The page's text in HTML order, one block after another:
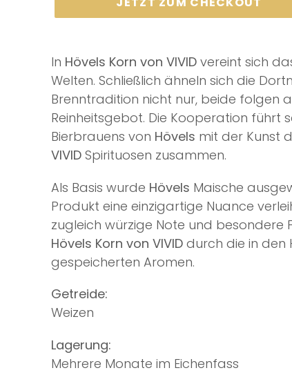
wird
zum
Warenkorb
hinzugefügt
In Hövels Korn von VIVID vereint sich
Welten. Schließlich ähneln sich die
Brenntradition nicht nur, beide folgen
Reinheitsgebot. Die Kooperation führt
Bierbrauens von Hövels mit der Kunst
VIVID Spirituosen zusammen.
Als Basis wurde Hövels Maische
Produkt eine einzigartige Nuance
zugleich würzige Note und besondere
Hövels Korn von VIVID durch die in den
gespeicherten Aromen.
Getreide:
Weizen
Lagerung:
Mehrere Monate im Eichenfass